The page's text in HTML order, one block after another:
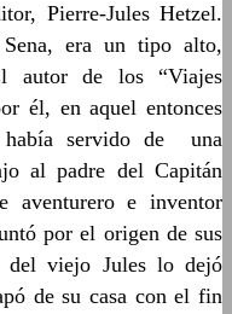
Pierre-Jules Hetzel.
era un tipo alto,
autor de los “Viajes
él, en aquel entonces
servido de una
al padre del Capitán
aventurero e inventor
por el origen de sus
del viejo Jules lo dejó
de su casa con el fin